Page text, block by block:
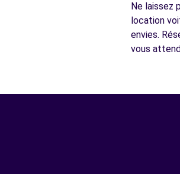
Ne laissez
location
envies.
vous